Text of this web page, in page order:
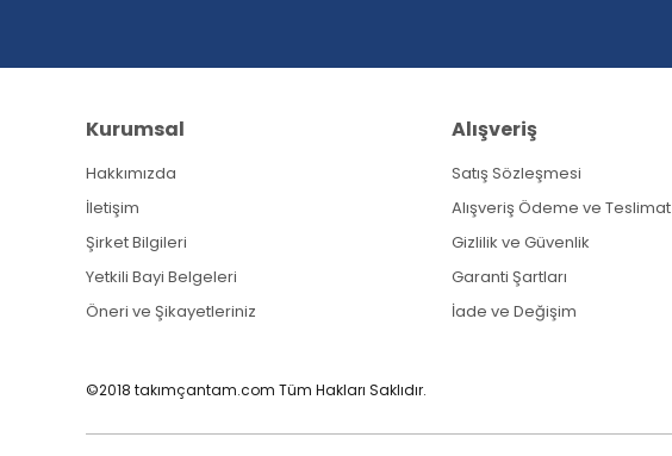
Kurumsal
Hakkımızda
İletişim
Şirket Bilgileri
Yetkili Bayi Belgeleri
Öneri ve Şikayetleriniz
Alışveriş
Satış Sözleşmesi
Alışveriş Ödeme ve Teslimat
Gizlilik ve Güvenlik
Garanti Şartları
İade ve Değişim
©2018 takımçantam.com Tüm Hakları Saklıdır.